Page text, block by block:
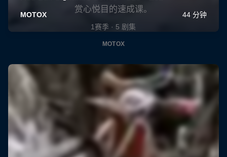
赏心悦目的速成课。
1赛季 · 5 剧集
MOTOX